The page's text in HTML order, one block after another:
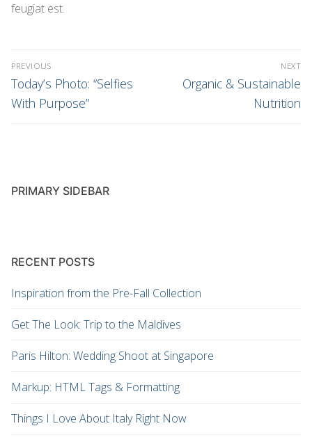
feugiat est.
Post
navigation
PREVIOUS
Previous
post:
Today’s Photo: “Selfies
With Purpose”
NEXT
Next
Organic & Sustainable
Nutrition
PRIMARY SIDEBAR
RECENT POSTS
Inspiration from the Pre-Fall Collection
Get The Look: Trip to the Maldives
Paris Hilton: Wedding Shoot at Singapore
Markup: HTML Tags & Formatting
Things I Love About Italy Right Now